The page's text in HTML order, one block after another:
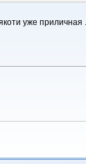
уже приличная